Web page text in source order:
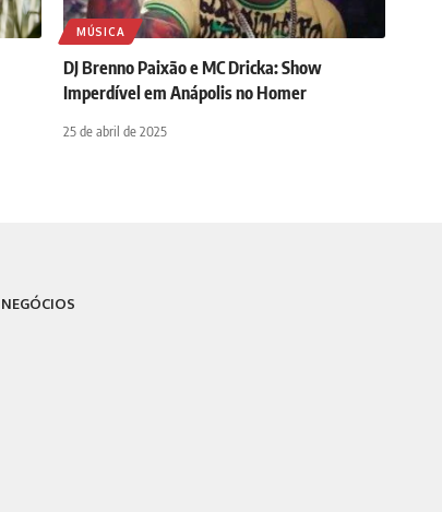
MÚSICA
DJ Brenno Paixão e MC Dricka: Show
Imperdível em Anápolis no Homer
25 de abril de 2025
NEGÓCIOS